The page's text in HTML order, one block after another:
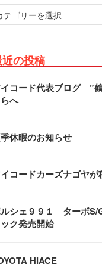
の投稿
コード代表ブログ ”
へ
休暇のお知らせ
コードカーズナゴヤが
シェ９９１ ターボ
ク発売開始
HIACE